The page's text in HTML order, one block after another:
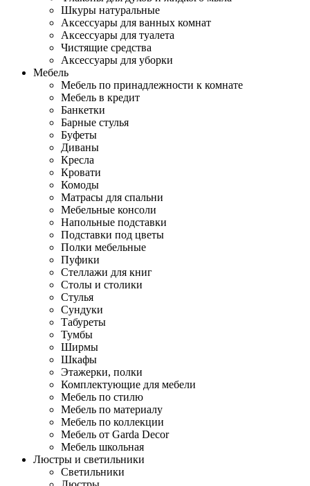
Шкуры натуральные
Аксессуары для ванных комнат
Аксессуары для туалета
Чистящие средства
Аксессуары для уборки
Мебель
Мебель по принадлежности к комнате
Мебель в кредит
Банкетки
Барные стулья
Буфеты
Диваны
Кресла
Кровати
Комоды
Матрасы для спальни
Мебельные консоли
Напольные подставки
Подставки под цветы
Полки мебельные
Пуфики
Стеллажи для книг
Столы и столики
Стулья
Сундуки
Табуреты
Тумбы
Ширмы
Шкафы
Этажерки, полки
Комплектующие для мебели
Мебель по стилю
Мебель по материалу
Мебель по коллекции
Мебель от Garda Decor
Мебель школьная
Люстры и светильники
Светильники